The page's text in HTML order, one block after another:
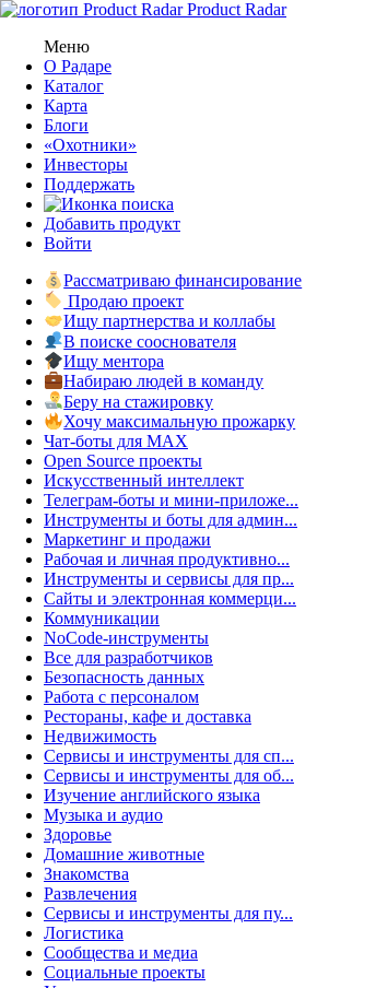
Product Radar
Меню
О Радаре
Каталог
Карта
Блоги
«Охотники»
Инвесторы
Поддержать
Добавить продукт
Войти
Рассматриваю финансирование
Продаю проект
Ищу партнерства и коллабы
В поиске сооснователя
Ищу ментора
Набираю людей в команду
Беру на стажировку
Хочу максимальную прожарку
Чат-боты для MAX
Open Source проекты
Искусственный интеллект
Телеграм-боты и мини-приложе...
Инструменты и боты для админ...
Маркетинг и продажи
Рабочая и личная продуктивно...
Инструменты и сервисы для пр...
Сайты и электронная коммерци...
Коммуникации
NoCode-инструменты
Все для разработчиков
Безопасность данных
Работа с персоналом
Рестораны, кафе и доставка
Недвижимость
Сервисы и инструменты для сп...
Сервисы и инструменты для об...
Изучение английского языка
Музыка и аудио
Здоровье
Домашние животные
Знакомства
Развлечения
Сервисы и инструменты для пу...
Логистика
Сообщества и медиа
Социальные проекты